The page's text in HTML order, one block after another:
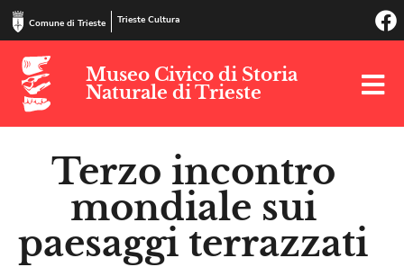
Comune di Trieste Trieste Cultura
Museo Civico di Storia
Naturale di Trieste
Terzo incontro
mondiale sui
paesaggi terrazzati